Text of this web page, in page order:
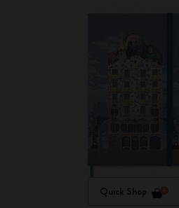
Quick Shop